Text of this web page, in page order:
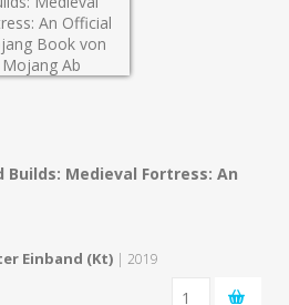
Medieval Fortress: An
Einband (Kt) | 2019